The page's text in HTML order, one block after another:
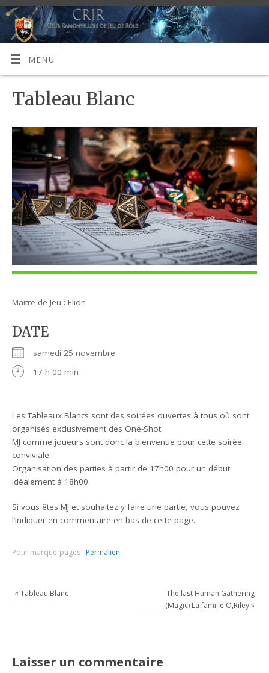
MENU
Tableau Blanc
Maitre de Jeu : Elion
DATE
samedi 25 novembre
17 h 00 min
Les Tableaux Blancs sont des soirées ouvertes à tous où sont
organisés exclusivement des One-Shot.
MJ comme joueurs sont donc la bienvenue pour cette soirée
conviviale.
Organisation des parties à partir de 17h00 pour un début
idéalement à 18h00.
Si vous êtes MJ et souhaitez y faire une partie, vous pouvez
l’indiquer en commentaire en bas de cette page.
Pour marque-pages : Permalien.
« Tableau Blanc
The last Human Gathering
(Magic) La famille O,Riley»
Laisser un commentaire